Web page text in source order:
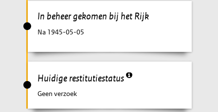
In beheer gekomen bij het Rijk
Na 1945-05-05
Huidige restitutiestatus
Geen verzoek